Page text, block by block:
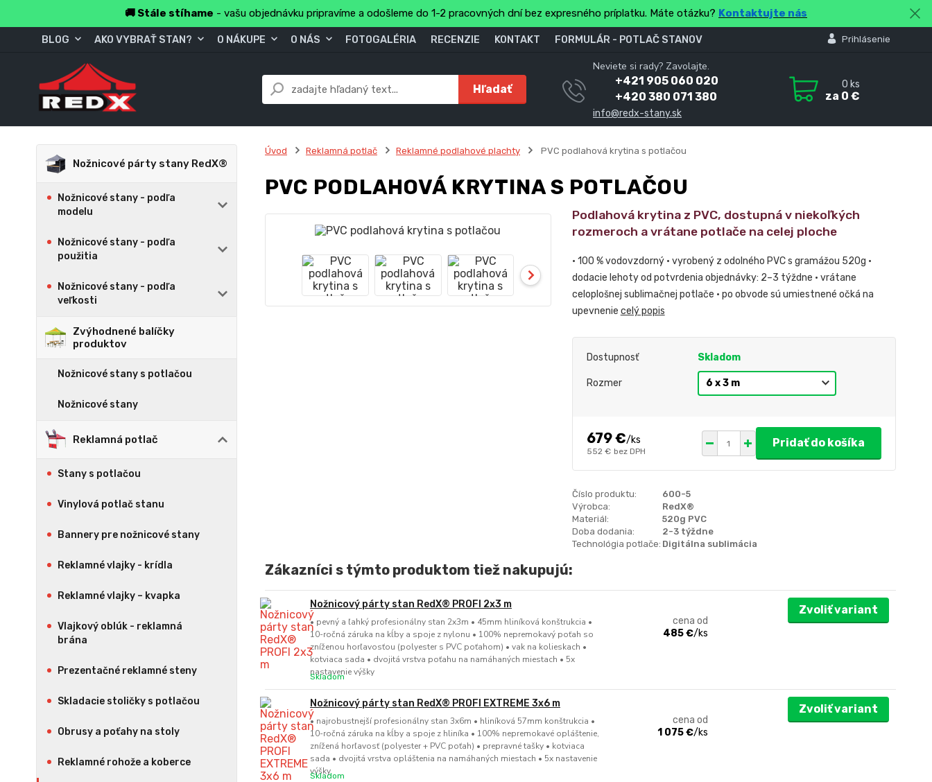
🚚 Stále stíhame - vašu objednávku pripravíme a odošleme do 1-2 pracovných dní bez expresného príplatku. Máte otázku? Kontaktujte nás
BLOG AKO VYBRAŤ STAN? O NÁKUPE O NÁS FOTOGALÉRIA RECENZIE KONTAKT FORMULÁR - POTLAČ STANOV Prihlásenie
Hľadať
Neviete si rady? Zavolajte.
+421 905 060 020
+420 380 071 380
info@redx-stany.sk
0 ks
za 0 €
Nožnicové párty stany RedX®
Nožnicové stany - podľa
modelu
Nožnicové stany - podľa
použitia
Nožnicové stany - podľa
veľkosti
Zvýhodnené balíčky
produktov
Nožnicové stany s potlačou
Nožnicové stany
Reklamná potlač
Stany s potlačou
Vinylová potlač stanu
Bannery pre nožnicové stany
Reklamné vlajky - krídla
Reklamné vlajky – kvapka
Vlajkový oblúk - reklamná
brána
Prezentačné reklamné steny
Skladacie stoličky s potlačou
Obrusy a poťahy na stoly
Reklamné rohože a koberce
Úvod Reklamná potlač Reklamné podlahové plachty PVC podlahová krytina s potlačou
PVC PODLAHOVÁ KRYTINA S POTLAČOU
Podlahová krytina z PVC, dostupná v niekoľkých
rozmeroch a vrátane potlače na celej ploche
• 100 % vodovzdorný • vyrobený z odolného PVC s gramážou 520g •
dodacie lehoty od potvrdenia objednávky: 2–3 týždne • vrátane
celoplošnej sublimačnej potlače • po obvode sú umiestnené očká na
upevnenie celý popis
Dostupnosť Skladom
Rozmer
679 €/ks
552 € bez DPH
Pridať do košíka
Číslo produktu:
600-5
Výrobca:
RedX®
Materiál:
520g PVC
Doba dodania:
2-3 týždne
Technológia potlače: Digitálna sublimácia
Zákazníci s týmto produktom tiež nakupujú:
Nožnicový párty stan RedX® PROFI 2x3 m
• pevný a ľahký profesionálny stan 2x3m • 45mm hliníková konštrukcia •
10-ročná záruka na kĺby a spoje z nylonu • 100% nepremokavý poťah so
zníženou horľavosťou (polyester s PVC poťahom) • vak na kolieskach •
kotviaca sada • dvojitá vrstva poťahu na namáhaných miestach • 5x
nastavenie výšky
cena od
485 €/ks
Skladom
Zvoliť variant
Nožnicový párty stan RedX® PROFI EXTREME 3x6 m
• najrobustnejší profesionálny stan 3x6m • hliníková 57mm konštrukcia •
10-ročná záruka na kĺby a spoje z hliníka • 100% nepremokavé opláštenie,
znížená horľavosť (polyester + PVC poťah) • prepravné tašky • kotviaca
sada • dvojitá vrstva opláštenia na namáhaných miestach • 5x nastavenie
výšky
cena od
1 075 €/ks
Skladom
Zvoliť variant